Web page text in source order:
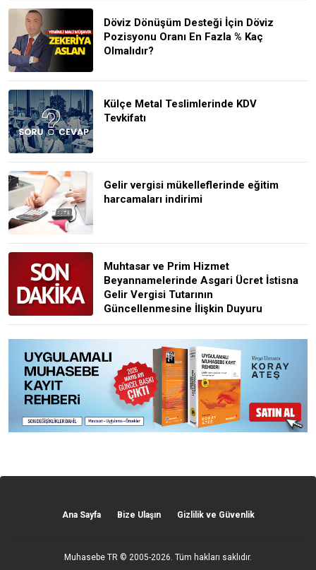
Döviz Dönüşüm Desteği İçin Döviz
Pozisyonu Oranı En Fazla % Kaç
Olmalıdır?
Külçe Metal Teslimlerinde KDV
Tevkifatı
Gelir vergisi mükelleflerinde eğitim
harcamaları indirimi
Muhtasar ve Prim Hizmet
Beyannamelerinde Asgari Ücret İstisna
Gelir Vergisi Tutarının
Güncellenmesine İlişkin Duyuru
Ana Sayfa Bize Ulaşın Gizlilik ve Güvenlik
Muhasebe TR © 2005-2026. Tüm hakları saklıdır.